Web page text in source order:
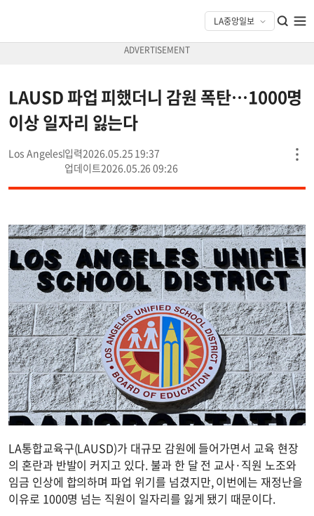
LAUSD 파업 피했더니 감원 폭탄…1000명
이상 일자리 잃는다
Los Angeles
2026.05.25 19:37
2026.05.26 09:26
LA통합교육구(LAUSD)가 대규모 감원에 들어가면서 교육 현장
의 혼란과 반발이 커지고 있다. 불과 한 달 전 교사·직원 노조와
임금 인상에 합의하며 파업 위기를 넘겼지만, 이번에는 재정난을
이유로 1000명 넘는 직원이 일자리를 잃게 됐기 때문이다.